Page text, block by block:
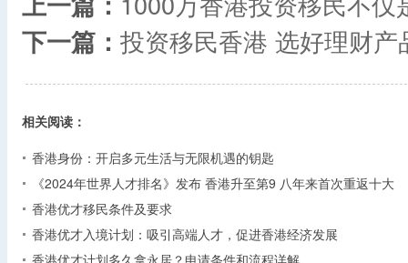
下一篇： 投资移民香港 选好理财产
相关阅读：
香港身份：开启多元生活与无限机遇的钥匙
《2024年世界人才排名》发布 香港升至第9 八年来首次重返十大
香港优才移民条件及要求
香港优才入境计划：吸引高端人才，促进香港经济发展
香港优才计划多久拿永居？申请条件和流程详解